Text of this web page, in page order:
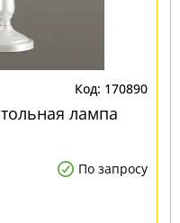
170890
лампа
По запросу